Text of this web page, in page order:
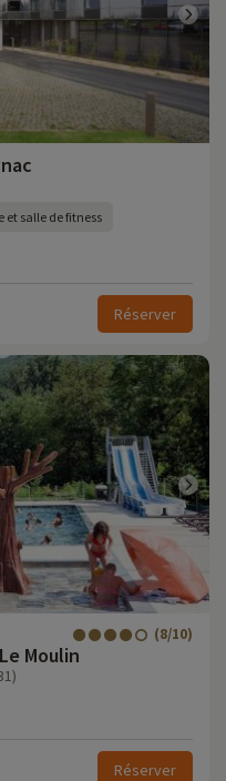
et salle de fitness
Réserver
Moulin
(8/10)
Réserver